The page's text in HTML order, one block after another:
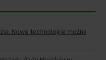
Nowe technologie można